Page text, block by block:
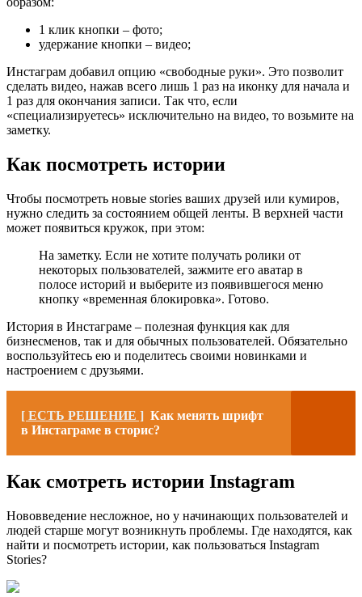
1 клик кнопки – фото;
удержание кнопки – видео;
Инстаграм добавил опцию «свободные руки». Это позволит
сделать видео, нажав всего лишь 1 раз на иконку для начала и
1 раз для окончания записи. Так что, если
«специализируетесь» исключительно на видео, то возьмите на
заметку.
Как посмотреть истории
Чтобы посмотреть новые stories ваших друзей или кумиров,
нужно следить за состоянием общей ленты. В верхней части
может появиться кружок, при этом:
На заметку. Если не хотите получать ролики от
некоторых пользователей, зажмите его аватар в
полосе историй и выберите из появившегося меню
кнопку «временная блокировка». Готово.
История в Инстаграме – полезная функция как для
бизнесменов, так и для обычных пользователей. Обязательно
воспользуйтесь ею и поделитесь своими новинками и
настроением с друзьями.
[ ЕСТЬ РЕШЕНИЕ ] Как менять шрифт
в Инстаграме в сторис?
Как смотреть истории Instagram
Нововведение несложное, но у начинающих пользователей и
людей старше могут возникнуть проблемы. Где находятся, как
найти и посмотреть истории, как пользоваться Instagram
Stories?